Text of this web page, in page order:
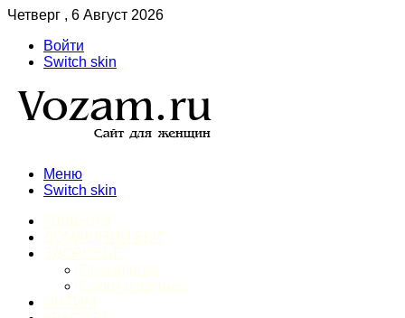
Четверг , 6 Август 2026
Войти
Switch skin
Меню
Switch skin